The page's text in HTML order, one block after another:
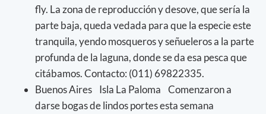
fly. La zona de reproducción y desove, que sería la
parte baja, queda vedada para que la especie este
tranquila, yendo mosqueros y señueleros a la parte
profunda de la laguna, donde se da esa pesca que
citábamos. Contacto: (011) 69822335.
Buenos Aires Isla La Paloma Comenzaron a
darse bogas de lindos portes esta semana